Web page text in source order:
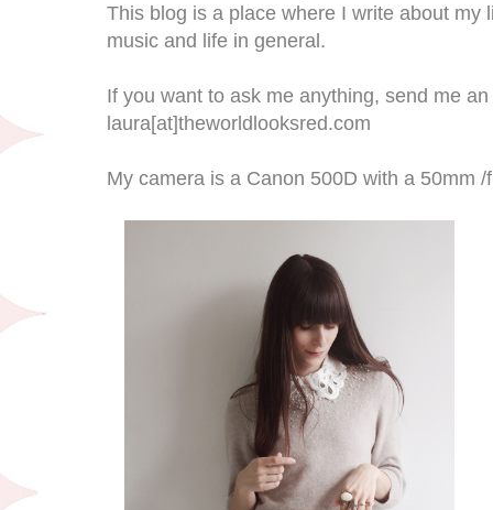
This blog is a place where I write about my
music and life in general.
If you want to ask me anything, send me
laura[at]theworldlooksred.com
My camera is a Canon 500D with a 50mm /